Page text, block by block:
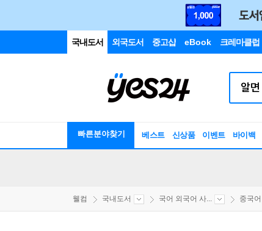
국내도서 외국도서 중고샵 eBook 크레마클럽
빠른분야찾기 베스트 신상품 이벤트 바이백
웰컴 국내도서 국어 외국어 사... 중국어